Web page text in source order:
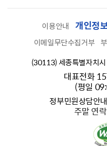
이용안내 개인정
이메일무단수집거부
(30113) 세종특별자치
대표전화
(평일
정부민원상담안
주말 연